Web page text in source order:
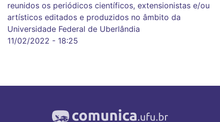
reunidos os periódicos científicos, extensionistas e/ou
artísticos editados e produzidos no âmbito da
Universidade Federal de Uberlândia
11/02/2022 - 18:25